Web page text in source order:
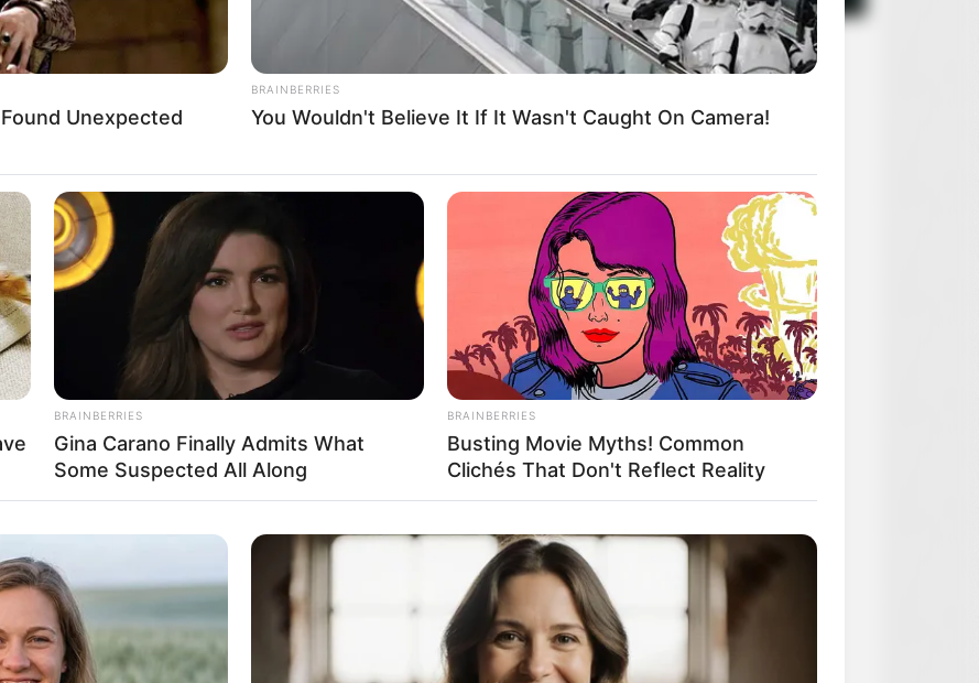
Unexpected
BRAINBERRIES
You Wouldn't Believe It If It Wasn't Caught On Camera!
BRAINBERRIES
Gina Carano Finally Admits What
Some Suspected All Along
BRAINBERRIES
Busting Movie Myths! Common
Clichés That Don't Reflect Reality